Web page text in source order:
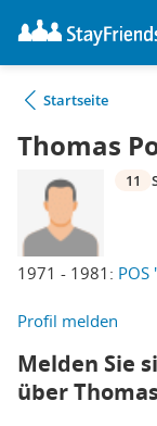
Startseite
Thomas
1971 - 1981:
11
Profil melden
Melden Sie
über